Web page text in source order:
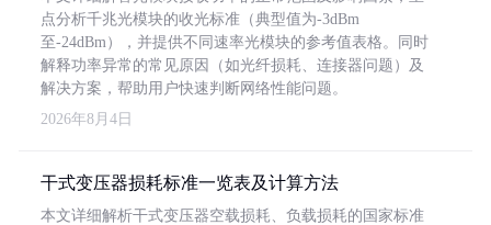
点分析千兆光模块的收光标准（典型值为-3dBm
至-24dBm），并提供不同速率光模块的参考值表格。同时
解释功率异常的常见原因（如光纤损耗、连接器问题）及
解决方案，帮助用户快速判断网络性能问题。
2026年8月4日
干式变压器损耗标准一览表及计算方法
本文详细解析干式变压器空载损耗、负载损耗的国家标准